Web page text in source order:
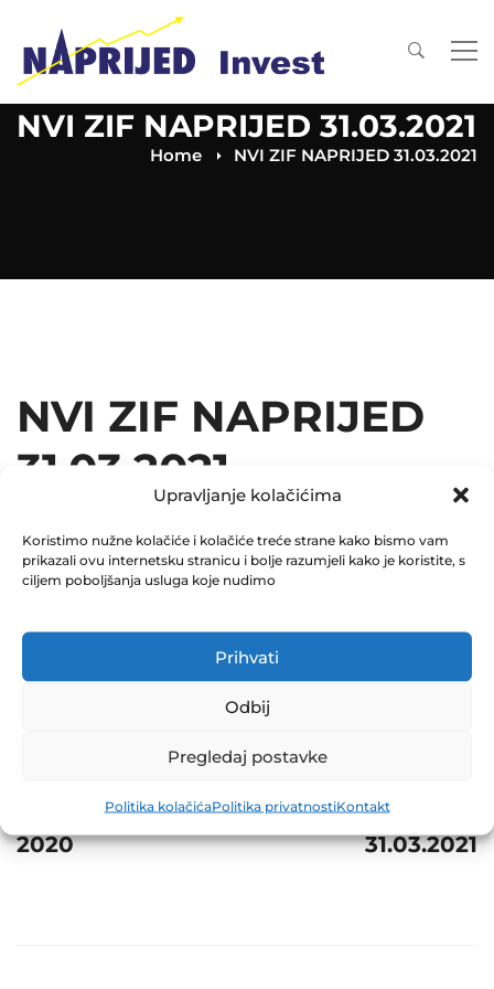
Upravljanje kolačićima
Koristimo nužne kolačiće i kolačiće treće strane kako bismo vam
prikazali ovu internetsku stranicu i bolje razumjeli kako je koristite, s
ciljem poboljšanja usluga koje nudimo
Prihvati
Odbij
Pregledaj postavke
Politika kolačićaPolitika privatnostiKontakt
NVI ZIF NAPRIJED 31.03.2021
Home NVI ZIF NAPRIJED 31.03.2021
NVI ZIF NAPRIJED
31.03.2021
0 Comments
Share
IZVJEŠTAJ ZA ZIF
2020
EUROFOND-1
31.03.2021